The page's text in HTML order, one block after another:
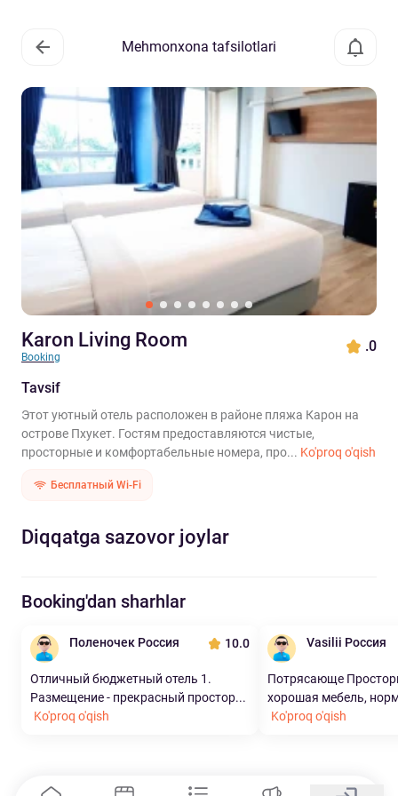
Mehmonxona tafsilotlari
Karon Living Room
Booking
.0
Tavsif
Этот уютный отель расположен в районе пляжа Карон на
острове Пхукет. Гостям предоставляются чистые,
просторные и комфортабельные номера, про... Ko'proq o'qish
Бесплатный Wi-Fi
Diqqatga sazovor joylar
Booking'dan sharhlar
Поленочек Россия 10.0
Отличный бюджетный отель 1.
Размещение - прекрасный простор...
Ko'proq o'qish
Vasilii Россия
Потрясающе
хорошая мебель,
Ko'proq o'qish